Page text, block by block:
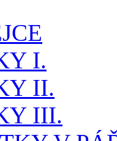
I.
II.
III.